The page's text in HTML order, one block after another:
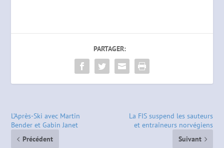
PARTAGER:
L’Après-Ski avec Martin
Bender et Gabin Janet
Précédent
La FIS suspend les sauteurs
et entraîneurs norvégiens
Suivant